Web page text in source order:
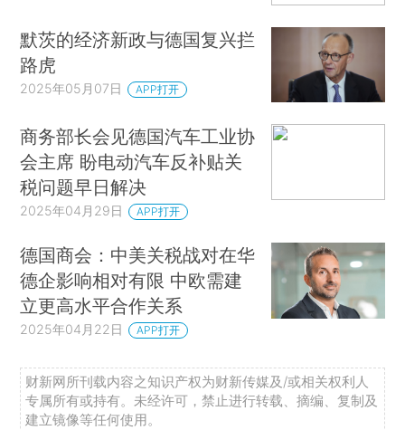
默茨的经济新政与德国复兴拦
路虎
2025年05月07日 APP打开
商务部长会见德国汽车工业协
会主席 盼电动汽车反补贴关
税问题早日解决
2025年04月29日 APP打开
德国商会：中美关税战对在华
德企影响相对有限 中欧需建
立更高水平合作关系
2025年04月22日 APP打开
财新网所刊载内容之知识产权为财新传媒及/或相关权利人
专属所有或持有。未经许可，禁止进行转载、摘编、复制及
建立镜像等任何使用。